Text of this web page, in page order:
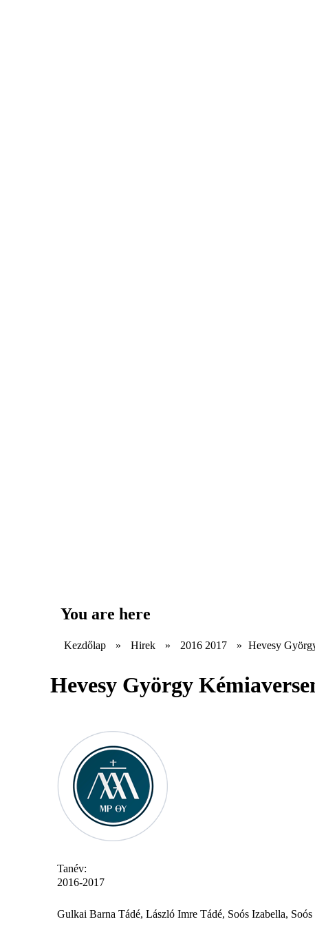
You are here
Kezdőlap » Hirek » 2016 2017 » Hevesy
Hevesy György
Tanév:
2016-2017
Gulkai Barna Tádé, László Imre Tádé, Soós Izabella,